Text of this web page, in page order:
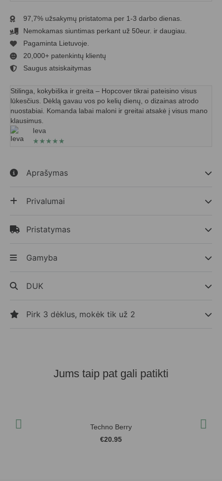
97,7% užsakymų pristatoma per 1-3 darbo dienas.
Nemokamas siuntimas perkant už 50eur. ir daugiau.
Pagaminta Lietuvoje.
20,000+ patenkintų klientų
Saugus atsiskaitymas
Ieva
★ ★ ★ ★ ★
Stilinga, kokybiška ir greita – Hopcover tikrai pateisino visus
lūkesčius. Dėklą gavau vos po kelių dienų, o dizainas atrodo
nuostabiai. Komanda labai maloni ir greitai atsakė į visus mano
klausimus.
Aprašymas
Privalumai
Pristatymas
Gamyba
DUK
Pirk 3 dėklus, mokėk tik už 2
Jums taip pat gali patikti
Techno Berry
€20.95